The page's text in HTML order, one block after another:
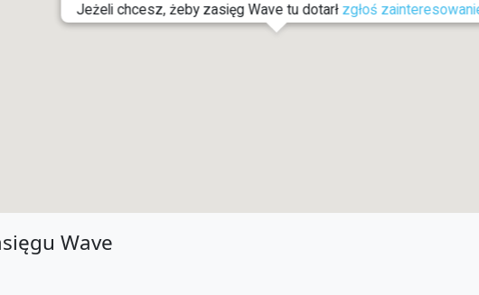
Jeżeli chcesz, żeby zasięg Wave tu dotarł zgłoś
Wave